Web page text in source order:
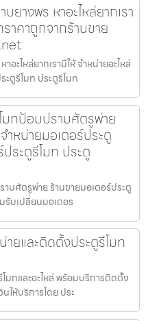
ยางพร หาอะไหล่ยากเรา
ราคาถูกจากร้านขาย
ะไหล่ยากเรามีให้ จำหน่ายอะไหล่
ะตูรีโมท ประตูรีโมท
มทป้อมปราบศัตรูพ่าย
ำหน่ายมอเตอร์ประตู
ระตูรีโมท ประตู
บศัตรูพ่าย ร้านขายมอเตอร์ประตู
รับเปลี่ยนมอเตอร
ยและติดตั้งประตูรีโมท
มทและอะไหล่ พร้อมบริการติดตั้ง
ให้บริการโดย ประ